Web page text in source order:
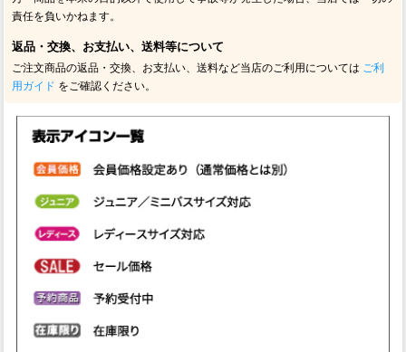
責任を負いかねます。
返品・交換、お支払い、送料等について
ご注文商品の返品・交換、お支払い、送料など当店のご利用については ご利
用ガイド をご確認ください。